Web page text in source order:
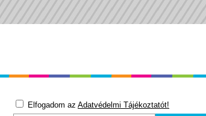
Elfogadom az Adatvédelmi Tájékoztatót!